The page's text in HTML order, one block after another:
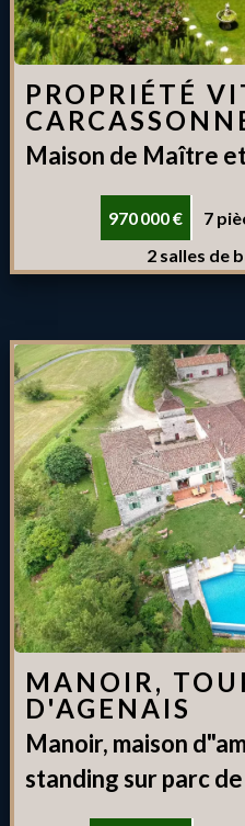
PROPRIÉTÉ
Maison de Maître
970 000 € 7
2 salles de
MANOIR,
D'AGENAIS
Manoir, maison
standing sur parc